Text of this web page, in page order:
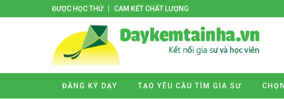
ĐƯỢC HỌC THỬ CAM KẾT CHẤT LƯỢNG
ĐĂNG KÝ DẠY TẠO YÊU CẦU TÌM GIA SƯ